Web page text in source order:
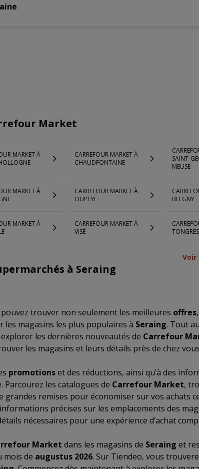
Market
MARKET À
CARREFOUR MARKET À
CHAUDFONTAINE
SAINT-
MEUSE
MARKET À
CARREFOUR MARKET À
OUPEYE
BLEGNY
MARKET À
CARREFOUR MARKET À
VISÉ
TONGRES
Voir
à Seraing
trouver non seulement les meilleures offres,
les magasins les plus populaires à Seraing. Tout
les dernières nouveautés de Carrefour
les magasins et leurs détails près de chez
promotionset des réductions, ainsi qu’à des
Parcourez les catalogues de Carrefour Market,
grandes remises pour économiser sur vos achats
précises sur les emplacements des
nécessaires pour une expérience d’achat
Market dans les magasins de Seraing et
mois de augustus 2026. Sur Tiendeo, vous